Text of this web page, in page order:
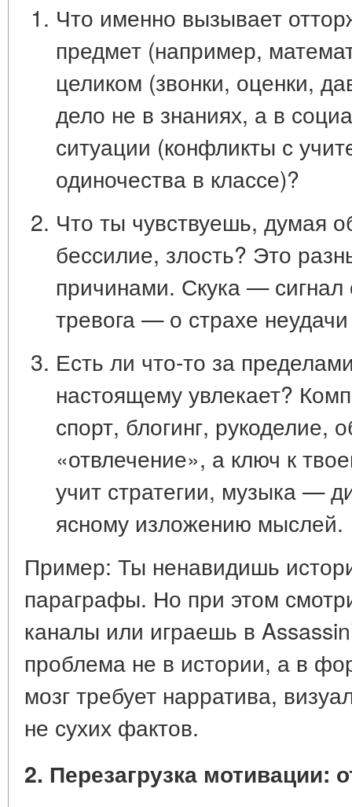
Что именно вызывает
предмет (например,
целиком (звонки, оценки,
дело не в знаниях, а в
ситуации (конфликты с
одиночества в классе)?
Что ты чувствуешь, думая
бессилие, злость? Это
причинами. Скука — сигнал
тревога — о страхе
Есть ли что-то за
настоящему увлекает?
спорт, блогинг, рукоделие,
«отвлечение», а ключ к
учит стратегии, музыка —
ясному изложению мыслей.
Пример: Ты ненавидишь
параграфы. Но при этом
каналы или играешь в
проблема не в истории, а в
мозг требует нарратива,
не сухих фактов.
2. Перезагрузка мотивации: